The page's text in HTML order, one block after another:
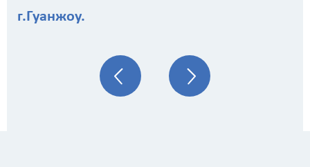
г.Гуанжоу.